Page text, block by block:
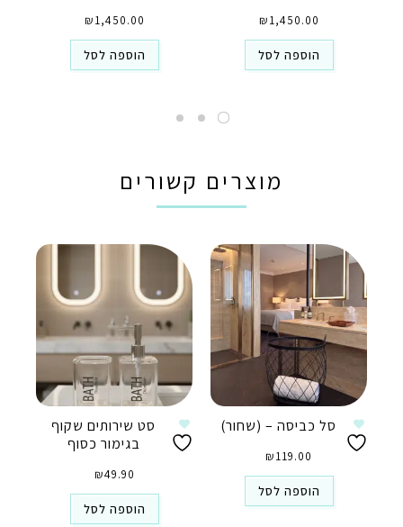
₪1,450.00
הוספה לסל
₪1,450.00
הוספה לסל
מוצרים קשורים
סל כביסה – (שחור)
₪119.00
הוספה לסל
סט שירותים שקוף
בגימור כסוף
₪49.90
הוספה לסל